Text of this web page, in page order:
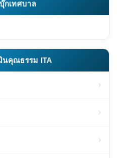
กเทศบาล
นคุณธรรม ITA